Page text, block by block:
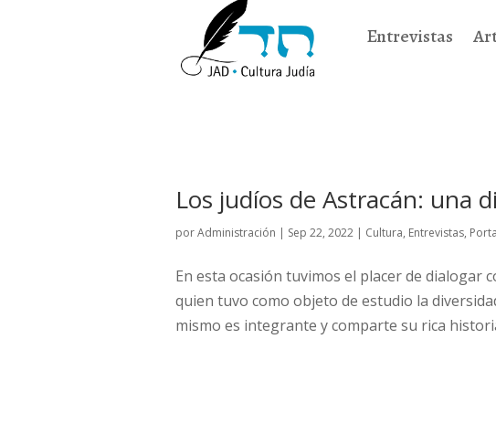
Entrevistas
Los judíos de Astracán: una
porAdministración | Sep 22, 2022 | Cultura, Entrevistas,
En esta ocasión tuvimos el placer de
quien tuvo como objeto de estudio la
mismo es integrante y comparte su rica